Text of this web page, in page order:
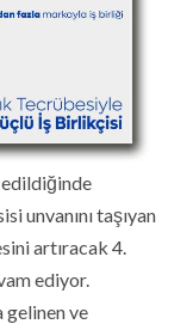
edildiğinde
unvanını taşıyan
artıracak 4.
ediyor.
gelinen ve